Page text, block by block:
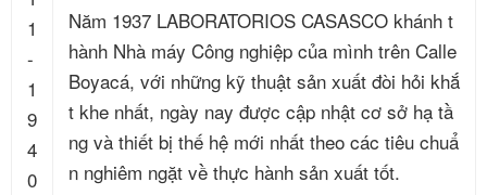
1
-
1
9
4
0
Năm 1937 LABORATORIOS CASASCO khánh t
hành Nhà máy Công nghiệp của mình trên Calle
Boyacá, với những kỹ thuật sản xuất đòi hỏi khắ
t khe nhất, ngày nay được cập nhật cơ sở hạ tầ
ng và thiết bị thế hệ mới nhất theo các tiêu chuẩ
n nghiêm ngặt về thực hành sản xuất tốt.